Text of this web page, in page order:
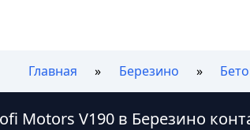
Главная Березино
Motors V190 в Березино